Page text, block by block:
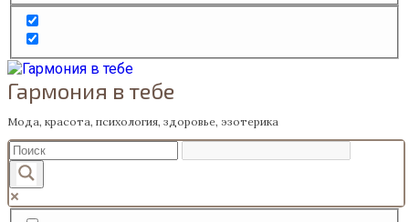
Гармония в тебе
Мода, красота, психология, здоровье, эзотерика